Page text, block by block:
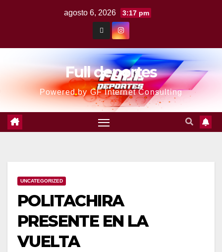
agosto 6, 2026 3:17 pm
Full deportes
Powered by GF Internet Consulting
UNCATEGORIZED
POLITACHIRA
PRESENTE EN LA
VUELTA